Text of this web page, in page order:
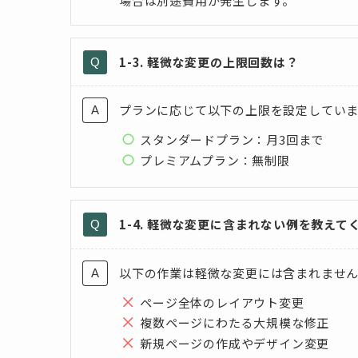
1-3. 軽微な変更の上限回数は？
プランに応じて以下の上限を設定していま
スタンダードプラン：月3回まで
プレミアムプラン：無制限
1-4. 軽微な変更に含まれない例を教えて
以下の作業は軽微な変更には含まれません
ページ全体のレイアウト変更
複数ページにわたる大規模な修正
新規ページの作成やデザイン変更